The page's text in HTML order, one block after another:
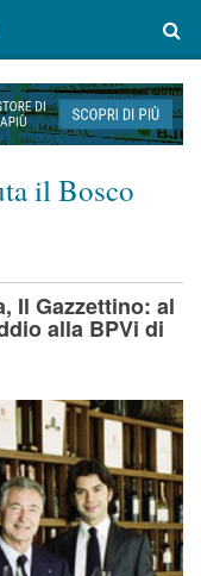
il Bosco
Il Gazzettino: al
alla BPVi di